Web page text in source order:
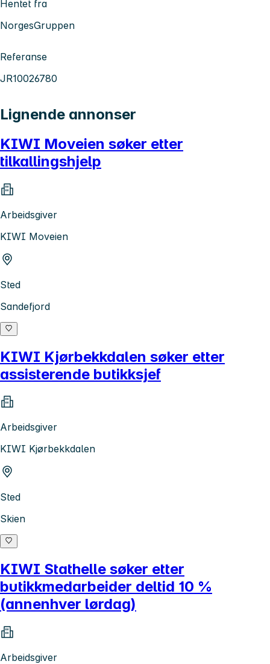
Hentet fra
NorgesGruppen
Referanse
JR10026780
Lignende annonser
KIWI Moveien søker etter
tilkallingshjelp
Arbeidsgiver
KIWI Moveien
Sted
Sandefjord
KIWI Kjørbekkdalen søker etter
assisterende butikksjef
Arbeidsgiver
KIWI Kjørbekkdalen
Sted
Skien
KIWI Stathelle søker etter
butikkmedarbeider deltid 10 %
(annenhver lørdag)
Arbeidsgiver